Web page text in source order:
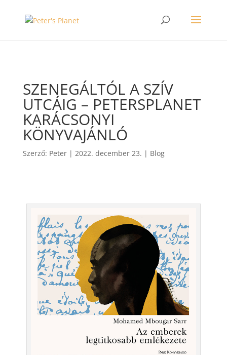
SZENEGÁLTÓL A SZÍV
UTCÁIG – PETERSPLANET
KARÁCSONYI
KÖNYVAJÁNLÓ
Szerző: Peter| 2022. december 23. | Blog